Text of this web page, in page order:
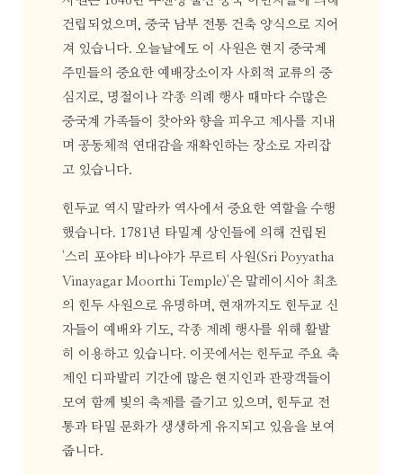
건립되었으며, 중국 남부 전통 건축 양식으로 지어
져 있습니다. 오늘날에도 이 사원은 현지 중국계
주민들의 중요한 예배장소이자 사회적 교류의 중
심지로, 명절이나 각종 의례 행사 때마다 수많은
중국계 가족들이 찾아와 향을 피우고 제사를 지내
며 공동체적 연대감을 재확인하는 장소로 자리잡
고 있습니다.
힌두교 역시 말라카 역사에서 중요한 역할을 수행
했습니다. 1781년 타밀계 상인들에 의해 건립된
'스리 포야타 비나야가 무르티 사원(Sri Poyyatha
Vinayagar Moorthi Temple)'은 말레이시아 최초
의 힌두 사원으로 유명하며, 현재까지도 힌두교 신
자들이 예배와 기도, 각종 제례 행사를 위해 활발
히 이용하고 있습니다. 이곳에서는 힌두교 주요 축
제인 디파발리 기간에 많은 현지인과 관광객들이
모여 함께 빛의 축제를 즐기고 있으며, 힌두교 전
통과 타밀 문화가 생생하게 유지되고 있음을 보여
줍니다.